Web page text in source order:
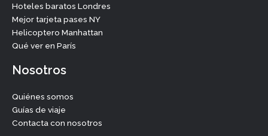
Hoteles baratos Londres
Mejor tarjeta pases NY
Helicoptero Manhattan
Qué ver en París
Nosotros
Quiénes somos
Guías de viaje
Contacta con nosotros